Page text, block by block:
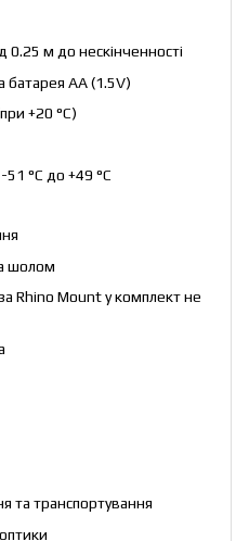
0.25 м до нескінченності
AA (1.5V)
+20 °C)
°C до +49 °C
шолом
Rhino Mount у комплект не
та транспортування